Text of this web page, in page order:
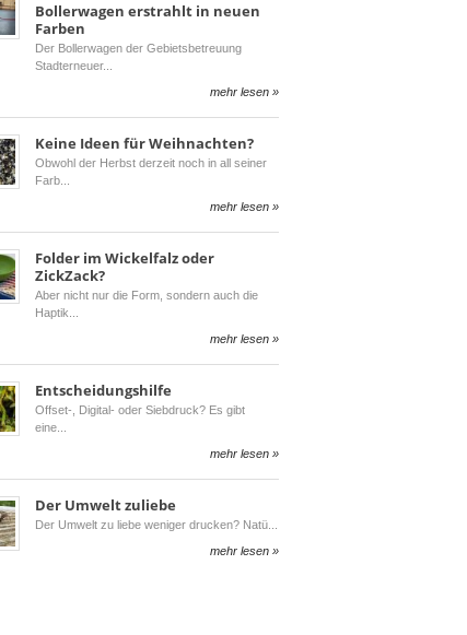
Bollerwagen erstrahlt in neuen
Farben
Der Bollerwagen der Gebietsbetreuung
Stadterneuer
mehr lesen »
Keine Ideen für Weihnachten?
Obwohl der Herbst derzeit noch in all seiner
Farb
mehr lesen »
Folder im Wickelfalz oder
ZickZack?
Aber nicht nur die Form, sondern auch die
Haptik
mehr lesen »
Entscheidungshilfe
Offset-, Digital- oder Siebdruck? Es gibt
eine
mehr lesen »
Der Umwelt zuliebe
Der Umwelt zu liebe weniger drucken? Natü
mehr lesen »